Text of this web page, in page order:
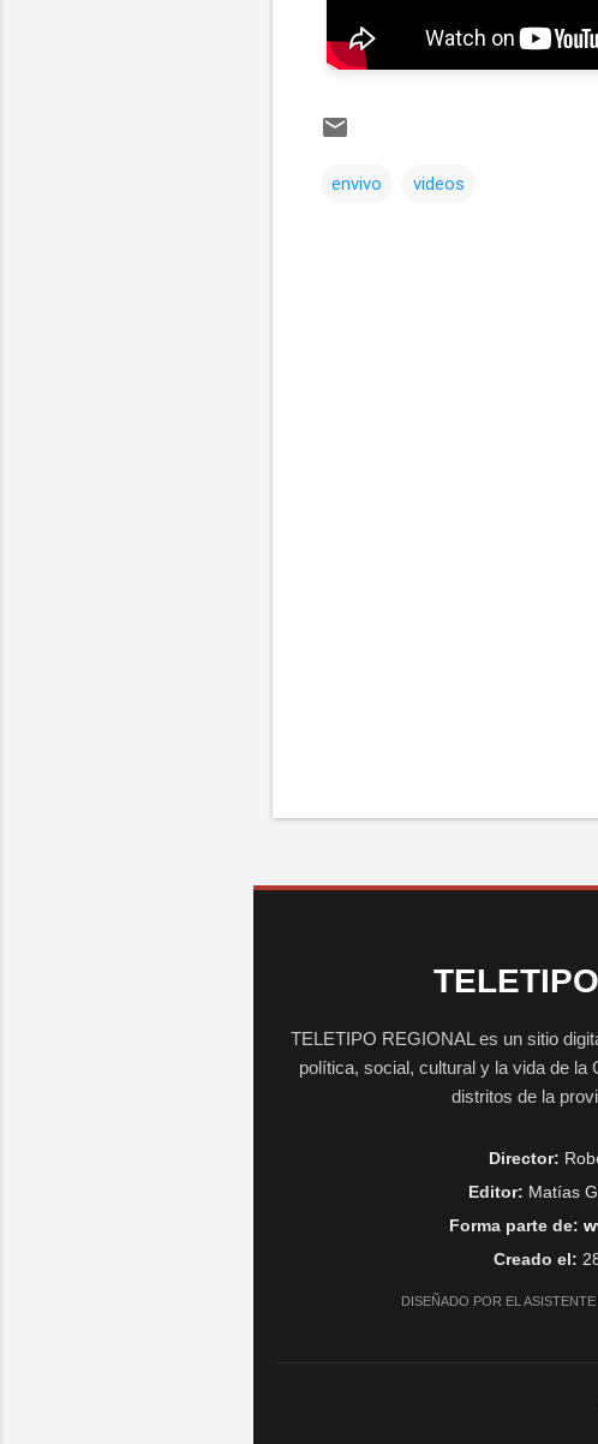
envivo videos
TELETIPO REGIONAL es un sitio
política, social, cultural y la vida de la
distritos de la
Director:
Editor: Matías
Forma parte de:
Creado el:
DISEÑADO POR EL